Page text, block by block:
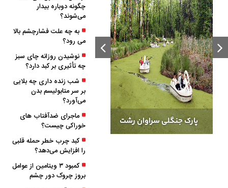
پارک جنگلی سراوان رشت
شهادت ۳۲ نفر از فرزندان
رشید گیلان در تجاوز رژیم
چگونه دوباره بیدار
می‌شوند؟
به چه علت فشارچشم بالا
می رود؟
نوشیدن روزانه چای سبز
چه تأثیری بر کبد دارد؟
شب ‌زنده‌ داری چه بلایی
بر سر متابولیسم بدن
می‌آورد؟
ماجرای ضدآفتاب های
خوراکی چیست؟
کبد چرب خطر حمله قلبی
را افزایش می‌دهد؟
کمبود ۳ ویتامین از عوامل
بروز چروک دور چشم